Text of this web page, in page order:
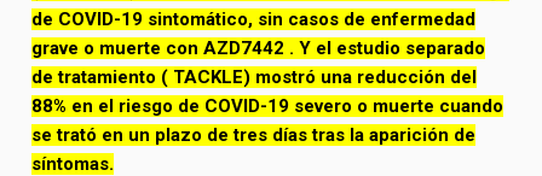
de COVID-19 sintomático, sin casos de enfermedad
grave o muerte con AZD7442 . Y el estudio separado
de tratamiento ( TACKLE) mostró una reducción del
88% en el riesgo de COVID-19 severo o muerte cuando
se trató en un plazo de tres días tras la aparición de
síntomas.